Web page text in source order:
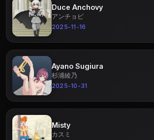
Duce Anchovy
アンチョビ
2025-11-16
Ayano Sugiura
杉浦綾乃
2025-10-31
Misty
カスミ